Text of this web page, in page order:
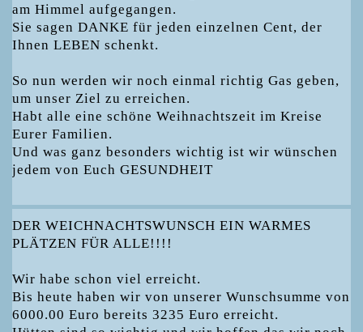
am Himmel aufgegangen.
Sie sagen DANKE für jeden einzelnen Cent, der
Ihnen LEBEN schenkt.
So nun werden wir noch einmal richtig Gas geben,
um unser Ziel zu erreichen.
Habt alle eine schöne Weihnachtszeit im Kreise
Eurer Familien.
Und was ganz besonders wichtig ist wir wünschen
jedem von Euch GESUNDHEIT
DER WEICHNACHTSWUNSCH EIN WARMES
PLÄTZEN FÜR ALLE!!!!
Wir habe schon viel erreicht.
Bis heute haben wir von unserer Wunschsumme von
6000.00 Euro bereits 3235 Euro erreicht.